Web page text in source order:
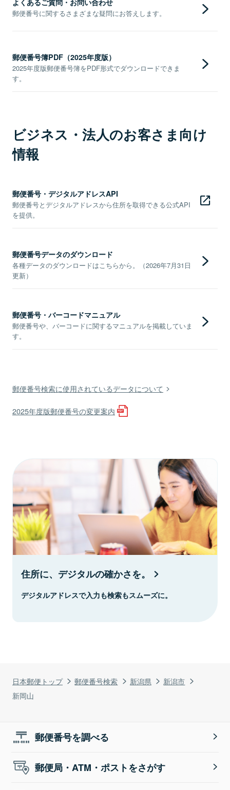
日本郵便トップ 郵便番号検索 新潟県
新潟市
新岡山
よくあるご質問・お問い合わせ
郵便番号に関するさまざまな疑問にお答えします。
郵便番号簿PDF（2025年度版）
2025年度版郵便番号簿をPDF形式でダウンロードできま
す。
ビジネス・法人のお客さま向け
情報
郵便番号・デジタルアドレスAPI
郵便番号とデジタルアドレスから住所を取得できる公式API
を提供。
郵便番号データのダウンロード
各種データのダウンロードはこちらから。（2026年7月31日
更新）
郵便番号・バーコードマニュアル
郵便番号や、バーコードに関するマニュアルを掲載していま
す。
郵便番号検索に使用されているデータについて
2025年度版郵便番号の変更案内
住所に、デジタルの確かさを。
デジタルアドレスで入力も検索もスムーズに。
郵便番号を調べる
郵便局・ATM・ポストをさがす